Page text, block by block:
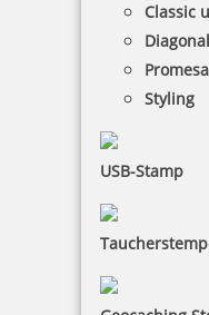
Classic
Diagonal
Promesa
Styling
USB-Stamp
Jetzt gestalten
Trodat Classic